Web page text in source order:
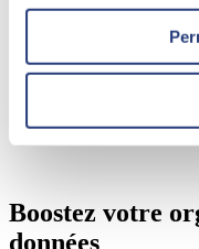
Boostez votre
données